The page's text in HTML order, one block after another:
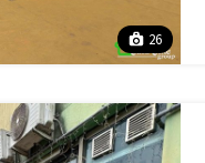
26